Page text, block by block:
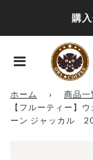
購
ホーム › 商品一
【フルーティー】
ーン ジャッカル